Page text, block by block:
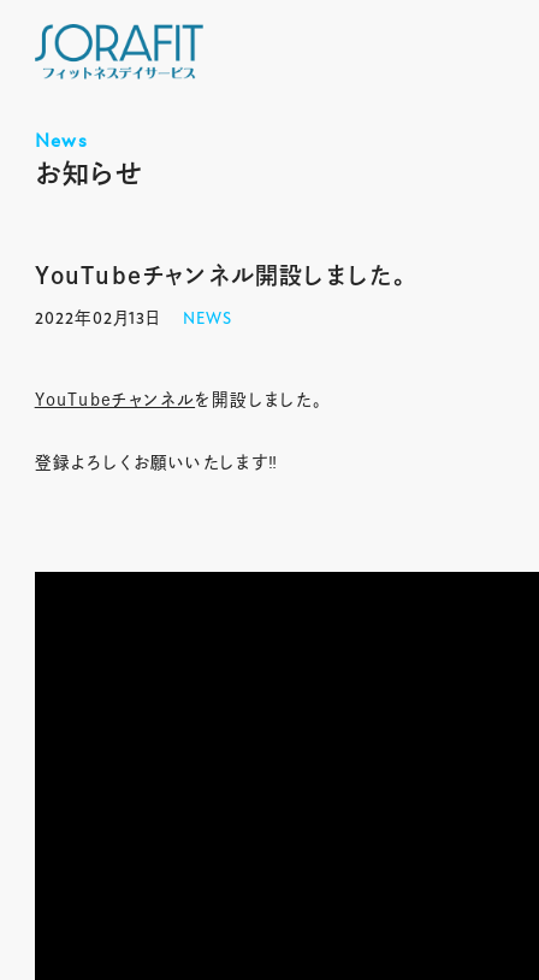
News
お知らせ
YouTubeチャンネル開設しました。
2022年02月13日 NEWS
YouTubeチャンネル を開設しました。
登録よろしくお願いいたします‼